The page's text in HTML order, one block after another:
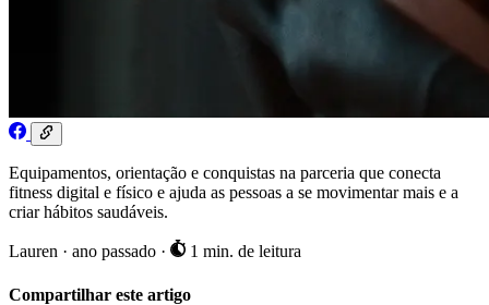
Equipamentos, orientação e conquistas na parceria que conecta
fitness digital e físico e ajuda as pessoas a se movimentar mais e a
criar hábitos saudáveis.
Lauren · ano passado · 1 min. de leitura
Compartilhar este artigo